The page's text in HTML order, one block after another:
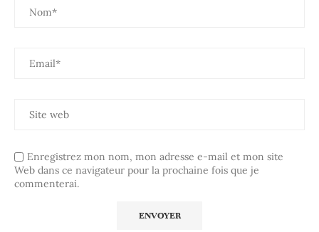
Enregistrez mon nom, mon adresse e-mail et mon site
Web dans ce navigateur pour la prochaine fois que je
commenterai.